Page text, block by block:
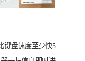
键盘速度至少快5